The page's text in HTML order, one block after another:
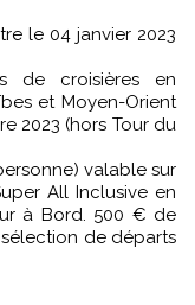
le 04 janvier 2023
de croisières en
et Moyen-Orient
2023 (hors Tour du
valable sur
All Inclusive en
à Bord. 500 € de
de départs